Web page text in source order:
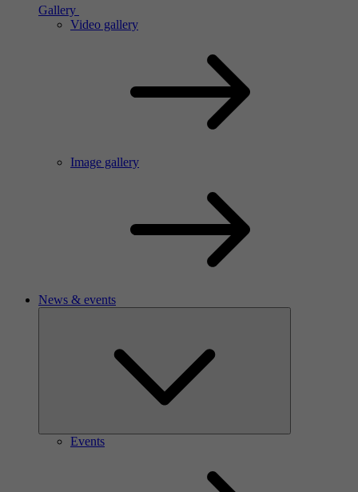
Gallery
Video gallery
Image gallery
News & events
Events